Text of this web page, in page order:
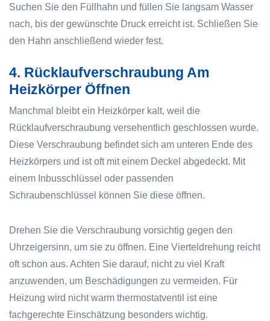
Suchen Sie den Füllhahn und füllen Sie langsam Wasser
nach, bis der gewünschte Druck erreicht ist. Schließen Sie
den Hahn anschließend wieder fest.
4. Rücklaufverschraubung Am
Heizkörper Öffnen
Manchmal bleibt ein Heizkörper kalt, weil die
Rücklaufverschraubung versehentlich geschlossen wurde.
Diese Verschraubung befindet sich am unteren Ende des
Heizkörpers und ist oft mit einem Deckel abgedeckt. Mit
einem Inbusschlüssel oder passenden
Schraubenschlüssel können Sie diese öffnen.
Drehen Sie die Verschraubung vorsichtig gegen den
Uhrzeigersinn, um sie zu öffnen. Eine Vierteldrehung reicht
oft schon aus. Achten Sie darauf, nicht zu viel Kraft
anzuwenden, um Beschädigungen zu vermeiden. Für
Heizung wird nicht warm thermostatventil ist eine
fachgerechte Einschätzung besonders wichtig.